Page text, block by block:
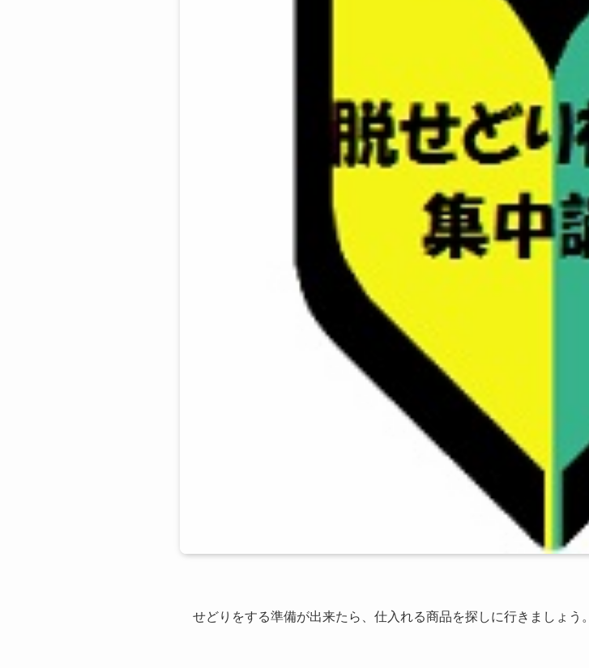
せどりをする準備が出来たら、仕入れる商品を探しに行きましょう。